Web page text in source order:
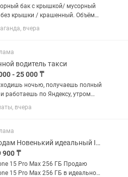
бак с крышкой/ мусорный
без крышки / крашенный. Объём
м3 по ГОСТу. Оптом и в розницу.
в течение дня. Металл
0,7 мм оцинков.,...
вчера
водитель такси
- 25 000 ₸
ночью, получаешь полный
работаешь по Яндексу, утром
делаешь полный бак
на базу. Получаешь
можно на постоянку, можно
вчера
Продам Новенький идеальный IPhone 15 pro max 256 gb 90% 1 sim 1 e sim
900 ₸
15 Pro Max 256 ГБ Продаю
15 Pro Max 256 ГБ в идеальном